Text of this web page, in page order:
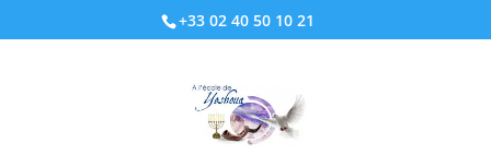
+33 02 40 50 10 21